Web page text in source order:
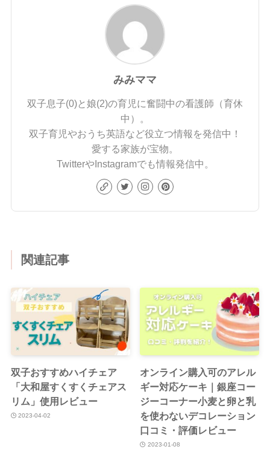
みみママ
双子息子(0)と娘(2)の育児に奮闘中の看護師（育休
中）。
双子育児やおうち英語など役立つ情報を発信中！
愛する家族が宝物。
TwitterやInstagramでも情報発信中。
関連記事
双子おすすめハイチェア
「大和屋すくすくチェアス
リム」使用レビュー
2023-04-02
オンライン購入可のアレル
ギー対応ケーキ｜銀座コー
ジーコーナー小麦と卵と乳
を使わないデコレーション
口コミ・評価レビュー
2023-01-08